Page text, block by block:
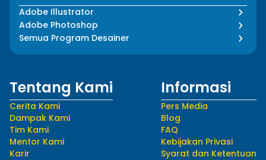
Adobe Illustrator
Adobe Photoshop
Semua Program Desainer
Tentang Kami
Cerita Kami
Dampak Kami
Tim Kami
Mentor Kami
Karir
Informasi
Pers Media
Blog
FAQ
Kebijakan Privasi
Syarat dan Ketentuan